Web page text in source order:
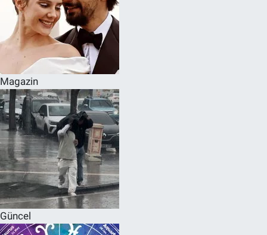
Magazin
Güncel